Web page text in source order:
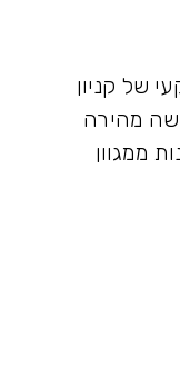
של קניון
מהירה
ממגוון